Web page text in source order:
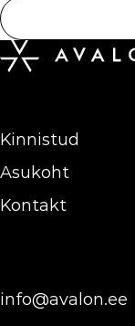
Kinnistud
Asukoht
Kontakt
info@avalon.ee